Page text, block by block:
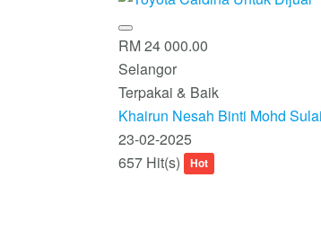
RM 24 000.00
Selangor
Terpakai & Baik
Khairun Nesah Binti Mohd
23-02-2025
657 Hit(s)
Hot